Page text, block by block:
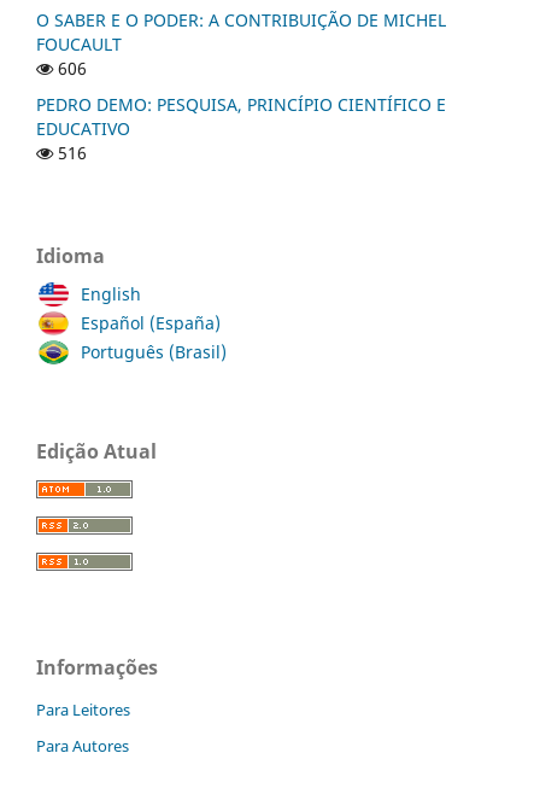
O SABER E O PODER: A CONTRIBUIÇÃO DE MICHEL
FOUCAULT
606
PEDRO DEMO: PESQUISA, PRINCÍPIO CIENTÍFICO E
EDUCATIVO
516
Idioma
English
Español (España)
Português (Brasil)
Edição Atual
Informações
Para Leitores
Para Autores